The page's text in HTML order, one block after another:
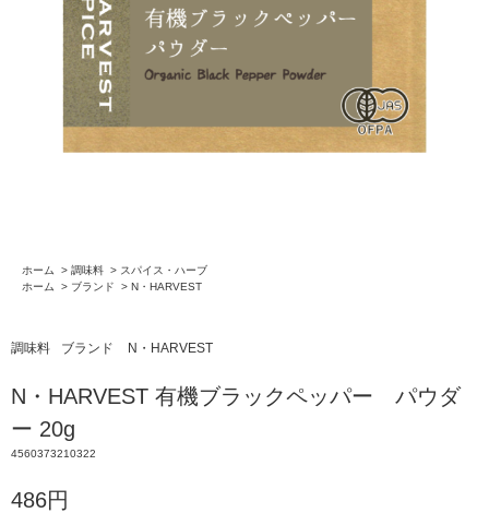
ホーム > 調味料 > スパイス・ハーブ
ホーム
> ブランド > N・HARVEST
調味料 ブランド N・HARVEST
N・HARVEST 有機ブラックペッパー パウダ
ー 20g
4560373210322
486円